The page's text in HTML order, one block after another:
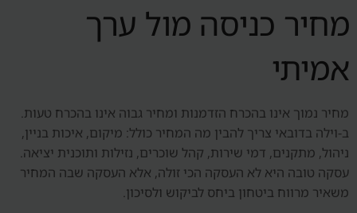
מחיר כניסה מול ערך
אמיתי
מחיר נמוך אינו בהכרח הזדמנות ומחיר גבוה אינו בהכרח טעות.
ב-וילה בדובאי צריך להבין מה המחיר כולל: מיקום, איכות בניין,
ניהול, מתקנים, דמי שירות, קהל שוכרים, נזילות ותוכנית יציאה.
עסקה טובה היא לא העסקה הכי זולה, אלא העסקה שבה המחיר
משאיר מרווח ביטחון ביחס לביקוש ולסיכון.